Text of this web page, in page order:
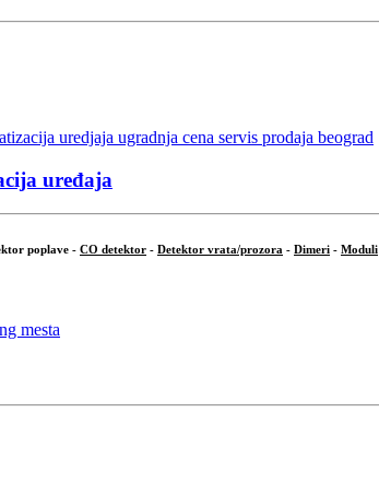
uređaja
poplave - CO detektor - Detektor vrata/prozora - Dimeri - Moduli